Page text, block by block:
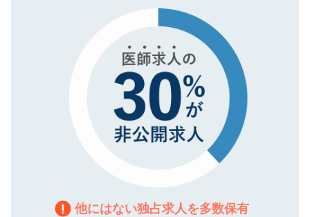
で、機密保持に関してもご安心ください。
他にはない独占求人を多数保有